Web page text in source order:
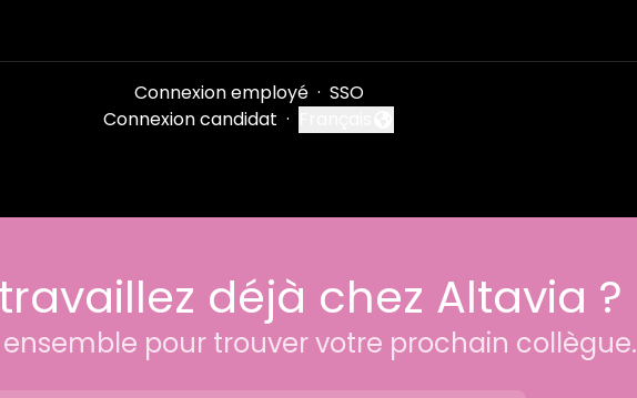
Connexion employé · SSO
Connexion candidat · Changer la langue
déjà chez Altavia ?
pour trouver votre prochain collègue.